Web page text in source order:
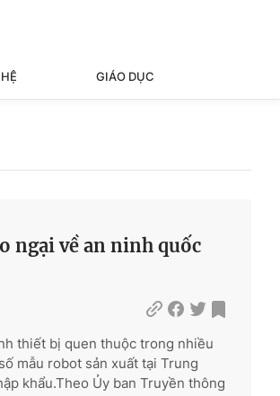
GIÁO DỤC
ngại về an ninh quốc
thiết bị quen thuộc trong nhiều
mẫu robot sản xuất tại Trung
khẩu.Theo Ủy ban Truyền thông